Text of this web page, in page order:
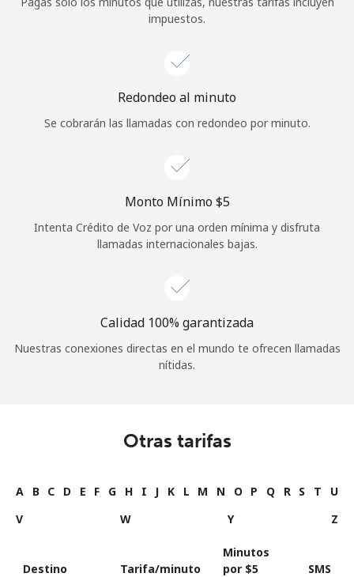
Iniciar Sesión
o
Continuar con
impuestos.
Redondeo al minuto
Se cobrarán las llamadas con redondeo por minuto.
Monto Mínimo ⁦$5⁩
Intenta Crédito de Voz por una orden mínima y disfruta
llamadas internacionales bajas.
Calidad 100% garantizada
Nuestras conexiones directas en el mundo te ofrecen llamadas
nítidas.
Otras tarifas
A B C D E F G H I J K L M N O P Q R S T
U
V
W Y Z
Destino Tarifa/minuto
Minutos
por ⁦$5⁩
SMS